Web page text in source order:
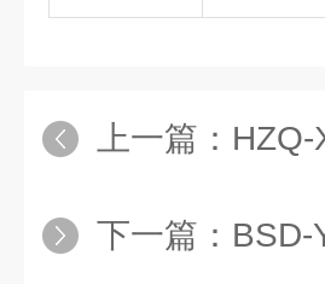
上一篇： HZQ-
下一篇： BSD-